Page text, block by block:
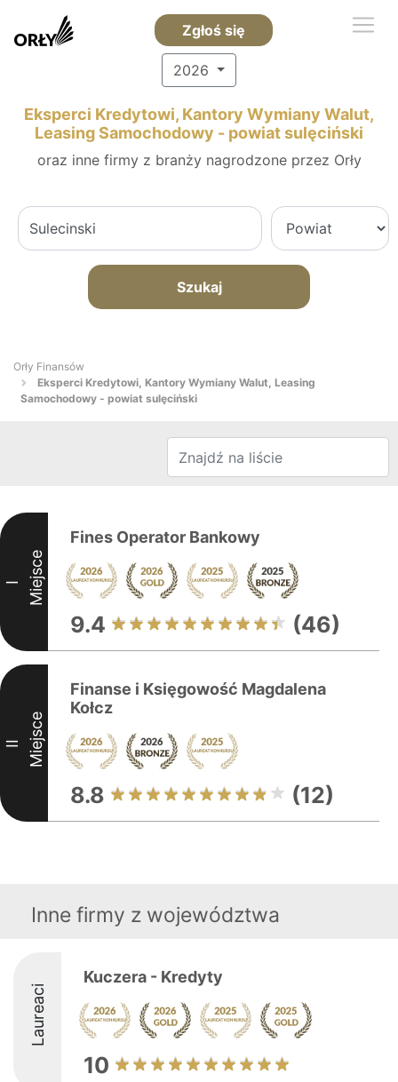
Zgłoś się
2026
Eksperci Kredytowi, Kantory Wymiany Walut,
Leasing Samochodowy - powiat sulęciński
oraz inne firmy z branży nagrodzone przez Orły
Szukaj
Orły Finansów
Eksperci Kredytowi, Kantory Wymiany Walut, Leasing
Samochodowy - powiat sulęciński
I Miejsce
Fines Operator Bankowy
9.4 (46)
II Miejsce
Finanse i Księgowość Magdalena
Kołcz
8.8 (12)
Inne firmy z województwa
Laureaci
Kuczera - Kredyty
10